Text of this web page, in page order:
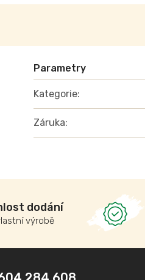
dodání
výrobě
Kategorie:
Záruka: